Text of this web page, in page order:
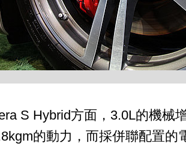
S Hybrid方面，3.0L的機械
的動力，而採併聯配置的